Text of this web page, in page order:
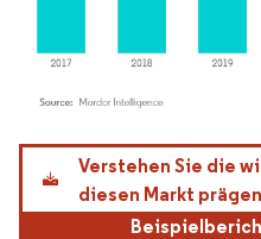
Bild © Mordor Intelligence.
Verstehen Sie die
diesen Markt prägen